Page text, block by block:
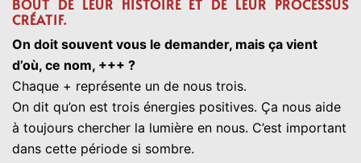
BOUT DE LEUR HISTOIRE ET DE LEUR PROCESSUS
CRÉATIF.
On doit souvent vous le demander, mais ça vient
d’où, ce nom, +++ ?
Chaque + représente un de nous trois.
On dit qu’on est trois énergies positives. Ça nous aide
à toujours chercher la lumière en nous. C’est important
dans cette période si sombre.